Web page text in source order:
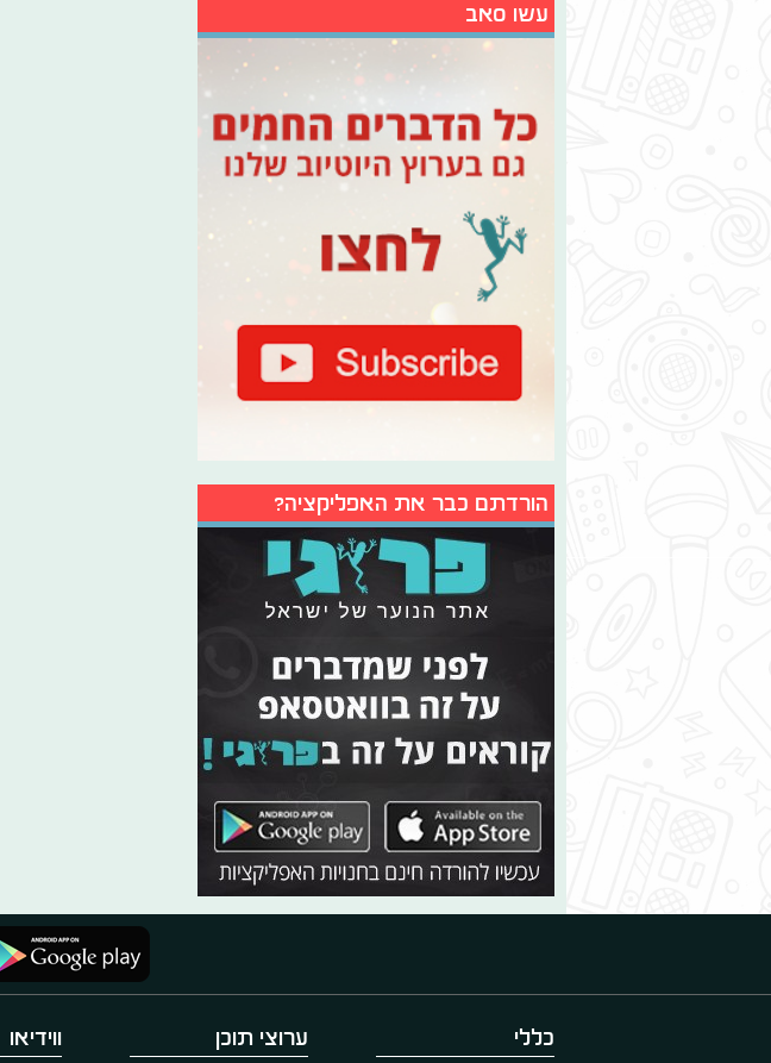
עשו סאב
הורדתם כבר את האפליקציה?
כללי ערוצי תוכן ווידיאו